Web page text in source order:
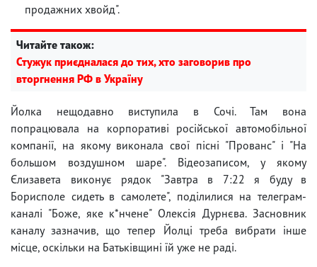
продажних хвойд".
Читайте також:
Стужук приєдналася до тих, хто заговорив про
вторгнення РФ в Україну
Йолка нещодавно виступила в Сочі. Там вона
попрацювала на корпоративі російської автомобільної
компанії, на якому виконала свої пісні "Прованс" і "На
большом воздушном шаре". Відеозаписом, у якому
Єлизавета виконує рядок "Завтра в 7:22 я буду в
Борисполе сидеть в самолете", поділилися на телеграм-
каналі "Боже, яке к*нчене" Олексія Дурнєва. Засновник
каналу зазначив, що тепер Йолці треба вибрати інше
місце, оскільки на Батьківщині їй уже не раді.